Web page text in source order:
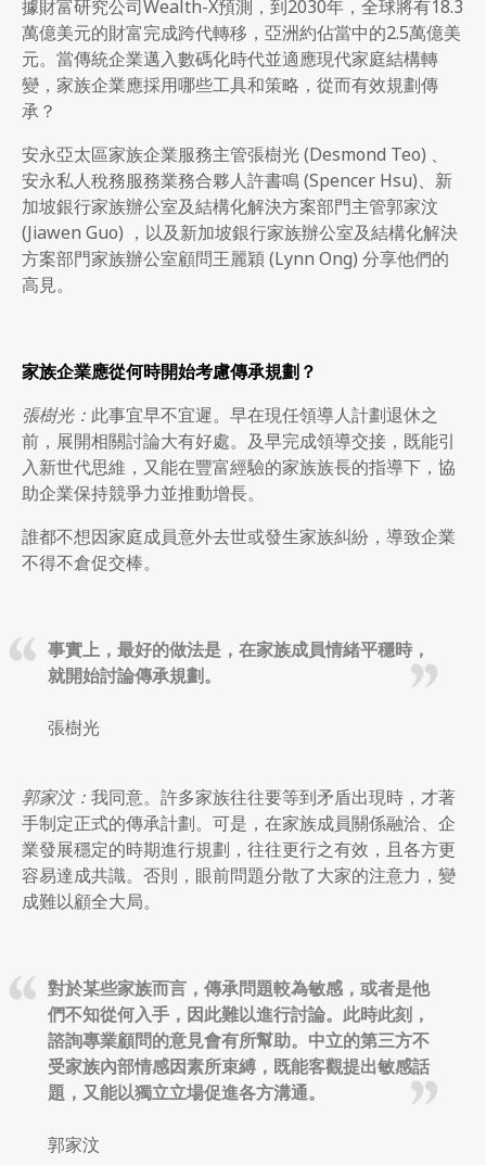
據財富研究公司Wealth-X預測，到2030年，全球將有18.3
萬億美元的財富完成跨代轉移，亞洲約佔當中的2.5萬億美
元。當傳統企業邁入數碼化時代並適應現代家庭結構轉
變，家族企業應採用哪些工具和策略，從而有效規劃傳
承？
安永亞太區家族企業服務主管張樹光 (Desmond Teo) 、
安永私人稅務服務業務合夥人許書鳴(Spencer Hsu)、新
加坡銀行家族辦公室及結構化解決方案部門主管郭家汶
(Jiawen Guo) ，以及新加坡銀行家族辦公室及結構化解決
方案部門家族辦公室顧問王麗穎 (Lynn Ong) 分享他們的
高見。
家族企業應從何時開始考慮傳承規劃？
張樹光： 此事宜早不宜遲。早在現任領導人計劃退休之
前，展開相關討論大有好處。及早完成領導交接，既能引
入新世代思維，又能在豐富經驗的家族族長的指導下，協
助企業保持競爭力並推動增長。
誰都不想因家庭成員意外去世或發生家族糾紛，導致企業
不得不倉促交棒。
事實上，最好的做法是，在家族成員情緒平穩時，
就開始討論傳承規劃。
張樹光
郭家汶： 我同意。許多家族往往要等到矛盾出現時，才著
手制定正式的傳承計劃。可是，在家族成員關係融洽、企
業發展穩定的時期進行規劃，往往更行之有效，且各方更
容易達成共識。否則，眼前問題分散了大家的注意力，變
成難以顧全大局。
對於某些家族而言，傳承問題較為敏感，或者是他
們不知從何入手，因此難以進行討論。此時此刻，
諮詢專業顧問的意見會有所幫助。中立的第三方不
受家族內部情感因素所束縛，既能客觀提出敏感話
題，又能以獨立立場促進各方溝通。
郭家汶